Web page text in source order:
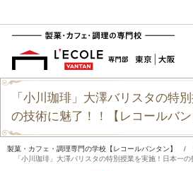
「小川珈琲」大澤バリスタの特
の技術に魅了！！【レコールバ
製菓・カフェ・調理専門の学校【レコールバンタン】 /
「小川珈琲」大澤バリスタの特別授業を実施！日本一の